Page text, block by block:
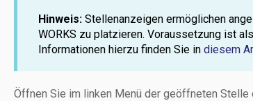
Hinweis: Stellenanzeigen ermöglichen
WORKS zu platzieren. Voraussetzung ist
Informationen hierzu finden Sie in diesem
Öffnen Sie im linken Menü der geöffneten Stelle